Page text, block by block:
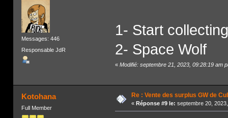
Messages: 446
Responsable JdR
1- Start
2- Space Wolf
« Modifié: septembre 21, 2023, 09:28:19 am
Kotohana
Full Member
Re : Vente des surplus GW de
« Réponse #9 le: septembre 20,